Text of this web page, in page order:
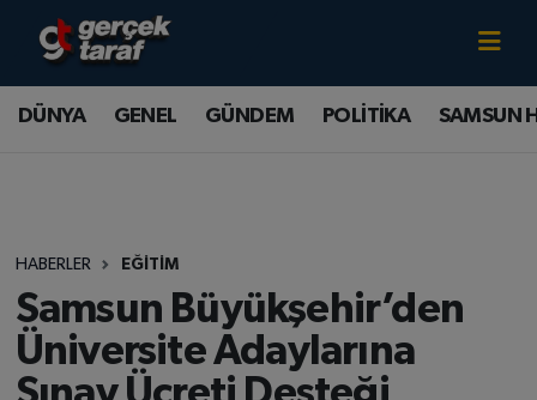
DÜNYA GENEL GÜNDEM POLİTİKA SAMSUN
HABERLER EĞİTİM
Samsun Büyükşehir’den
Üniversite Adaylarına
Canlı TV İzle
DÜNYA
POLİTİKA
SAMSUN HABER
SAMSUNSPOR
Samsun Nöbetçi Eczaneler
Samsun Trafik Yoğunluk Haritası
Süper Lig Puan Durumu ve Fikstür
Tüm Manşetler